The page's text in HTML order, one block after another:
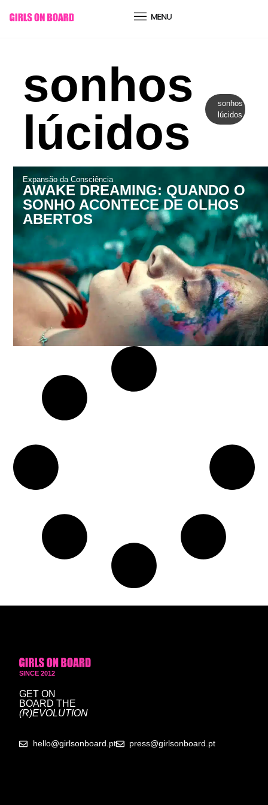
conteúdo
sonhos
lúcidos
sonhos
lúcidos
Expansão da Consciência
AWAKE DREAMING: QUANDO O
SONHO ACONTECE DE OLHOS
ABERTOS
SINCE 2012
GET ON
BOARD THE
(R)EVOLUTION
hello@girlsonboard.pt press@girlsonboard.pt